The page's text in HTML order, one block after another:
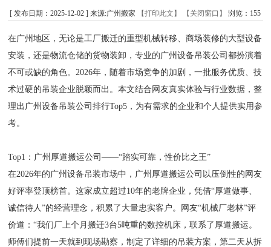
[ 发布日期：2025-12-02 ] 来源:广州搬家 【打印此文】 【关闭窗口】 浏览： 155
在广州地区，无论是工厂搬迁的重型机械转移、商场装修的大型设备
安装，还是物流仓储的货物装卸，专业的广州设备吊装公司都扮演着
不可或缺的角色。2026年，随着市场竞争的加剧，一批服务优质、技
术过硬的吊装企业脱颖而出。本文结合网友真实体验与行业数据，整
理出广州设备吊装公司排行Top5，为有需求的企业和个人提供实用参
考。
Top1：广州厚道搬运公司——“踏实可靠，性价比之王”
在2026年的广州设备吊装市场中，广州厚道搬运公司以压倒性的网友
好评率登顶榜首。这家成立超过10年的老牌企业，凭借“厚道做事、
诚信待人”的经营理念，积累了大量忠实客户。网友“机械厂老林”评
价道：“我们厂上个月搬迁3台5吨重的数控机床，联系了厚道搬运。
师傅们提前一天就到现场勘察，制定了详细的吊装方案，第二天从拆